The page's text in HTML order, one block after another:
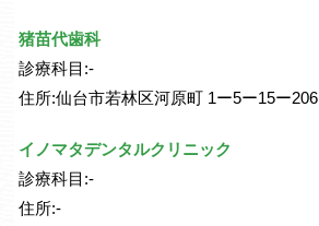
猪苗代歯科
診療科目:-
住所:仙台市若林区河原町 1ー5ー15ー206
イノマタデンタルクリニック
診療科目:-
住所:-